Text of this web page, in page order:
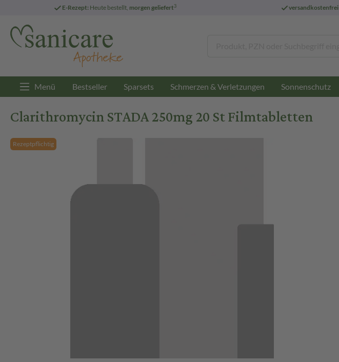
E-Rezept: Heute bestellt, morgen geliefert3 versandkostenfrei
Menü Bestseller Sparsets Schmerzen & Verletzungen Sonnenschutz
Clarithromycin STADA 250mg 20 St Filmtabletten
Rezeptpflichtig